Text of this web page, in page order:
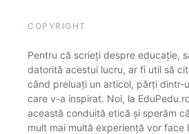
COPYRIGHT
Pentru că scrieți despre educație,
datorită acestui lucru, ar fi util să
când preluați un articol, părți dintr-
care v-a inspirat. Noi, la
această conduită etică și sperăm
mult mai multă experiență vor face